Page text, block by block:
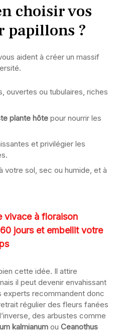
choisir vos
papillons ?
aident à créer un massif
ouvertes ou tubulaires, riches
plante hôte pour nourrir les
et privilégier les
votre sol, sec ou humide, et à
vivace à floraison
jours et embellit votre
cette idée. Il attire
il peut devenir envahissant
experts recommandent donc
régulier des fleurs fanées
des arbustes comme
kalmianum ou Ceanothus